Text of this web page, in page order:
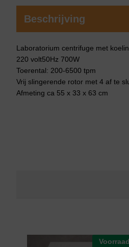
Beschrijving
Laboratorium centrifuge met
220 volt50Hz 700W
Toerental: 200-6500 tpm
Vrij slingerende rotor met 4 af te
Afmeting ca 55 x 33 x 63 cm
Voorraad